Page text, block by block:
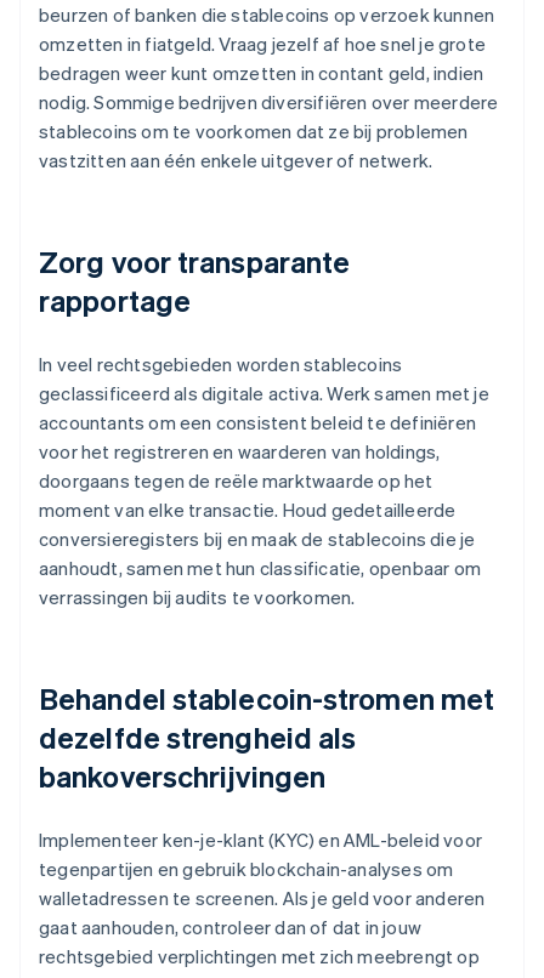
beurzen of banken die stablecoins op verzoek kunnen
omzetten in fiatgeld. Vraag jezelf af hoe snel je grote
bedragen weer kunt omzetten in contant geld, indien
nodig. Sommige bedrijven diversifiëren over meerdere
stablecoins om te voorkomen dat ze bij problemen
vastzitten aan één enkele uitgever of netwerk.
Zorg voor transparante
rapportage
In veel rechtsgebieden worden stablecoins
geclassificeerd als digitale activa. Werk samen met je
accountants om een consistent beleid te definiëren
voor het registreren en waarderen van holdings,
doorgaans tegen de reële marktwaarde op het
moment van elke transactie. Houd gedetailleerde
conversieregisters bij en maak de stablecoins die je
aanhoudt, samen met hun classificatie, openbaar om
verrassingen bij audits te voorkomen.
Behandel stablecoin-stromen met
dezelfde strengheid als
bankoverschrijvingen
Implementeer ken-je-klant (KYC) en AML-beleid voor
tegenpartijen en gebruik blockchain-analyses om
walletadressen te screenen. Als je geld voor anderen
gaat aanhouden, controleer dan of dat in jouw
rechtsgebied verplichtingen met zich meebrengt op